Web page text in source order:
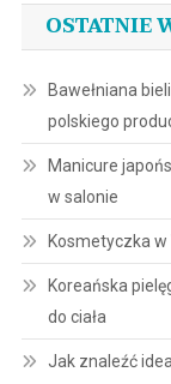
OSTATNIE
Bawełniana
polskiego
Manicure
w salonie
Kosmetyczka
Koreańska
do ciała
Jak znaleźć